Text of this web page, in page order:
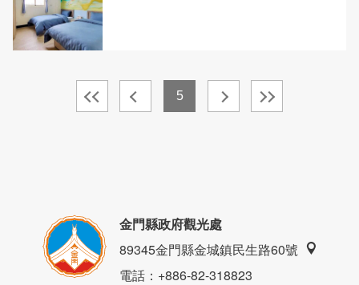
5
金門縣政府觀光處
89345金門縣金城鎮民生路60號
電話：+886-82-318823